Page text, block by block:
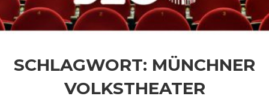
SCHLAGWORT: MÜNCHNER
VOLKSTHEATER